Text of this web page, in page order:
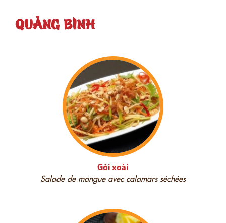
QUẢNG BÌNH
Gỏi xoài
Salade de mangue avec calamars séchées